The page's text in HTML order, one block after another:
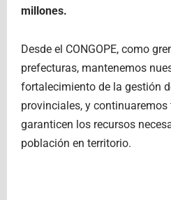
millones.
Desde el CONGOPE, como
prefecturas, mantenemos
fortalecimiento de la gestión
provinciales, y
garanticen los recursos
población en territorio.